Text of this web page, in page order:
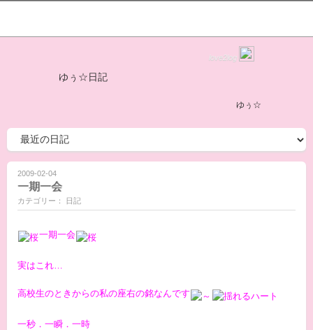
love2log
ゆぅ☆日記
ゆぅ☆
2009-02-04
一期一会
カテゴリー： 日記
一期一会
実はこれ…
高校生のときからの私の座右の銘なんです
一秒．一瞬．一時